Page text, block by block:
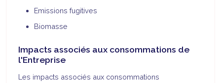
Emissions fugitives
Biomasse
Impacts associés aux consommations de
l'Entreprise
Les impacts associés aux consommations